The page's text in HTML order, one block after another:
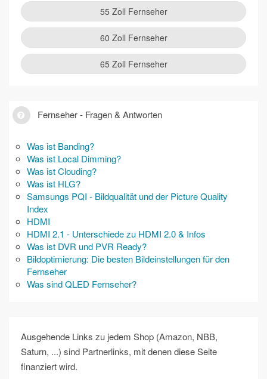
55 Zoll Fernseher
60 Zoll Fernseher
65 Zoll Fernseher
Fernseher - Fragen & Antworten
Was ist Banding?
Was ist Local Dimming?
Was ist Clouding?
Was ist HLG?
Samsungs PQI - Bildqualität und der Picture Quality
Index
HDMI
HDMI 2.1 - Unterschiede zu HDMI 2.0 & Infos
Was ist DVR und PVR Ready?
Bildoptimierung: Die besten Bildeinstellungen für den
Fernseher
Was sind QLED Fernseher?
Ausgehende Links zu jedem Shop (Amazon, NBB,
Saturn, ...) sind Partnerlinks, mit denen diese Seite
finanziert wird.